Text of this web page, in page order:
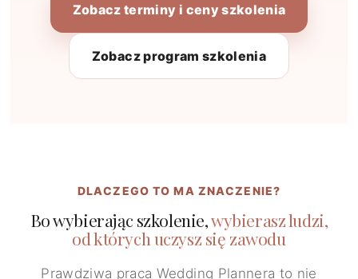
Zobacz terminy i ceny szkolenia
Zobacz program szkolenia
DLACZEGO TO MA ZNACZENIE?
Bo wybierając szkolenie,wybierasz ludzi,
od których uczysz się zawodu
Prawdziwa praca Wedding Plannera to nie